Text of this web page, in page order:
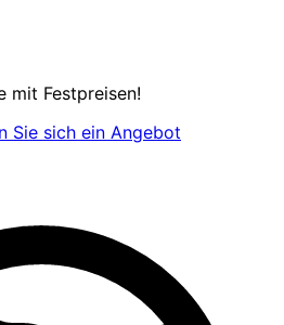
mit Festpreisen!
Sie sich ein Angebot